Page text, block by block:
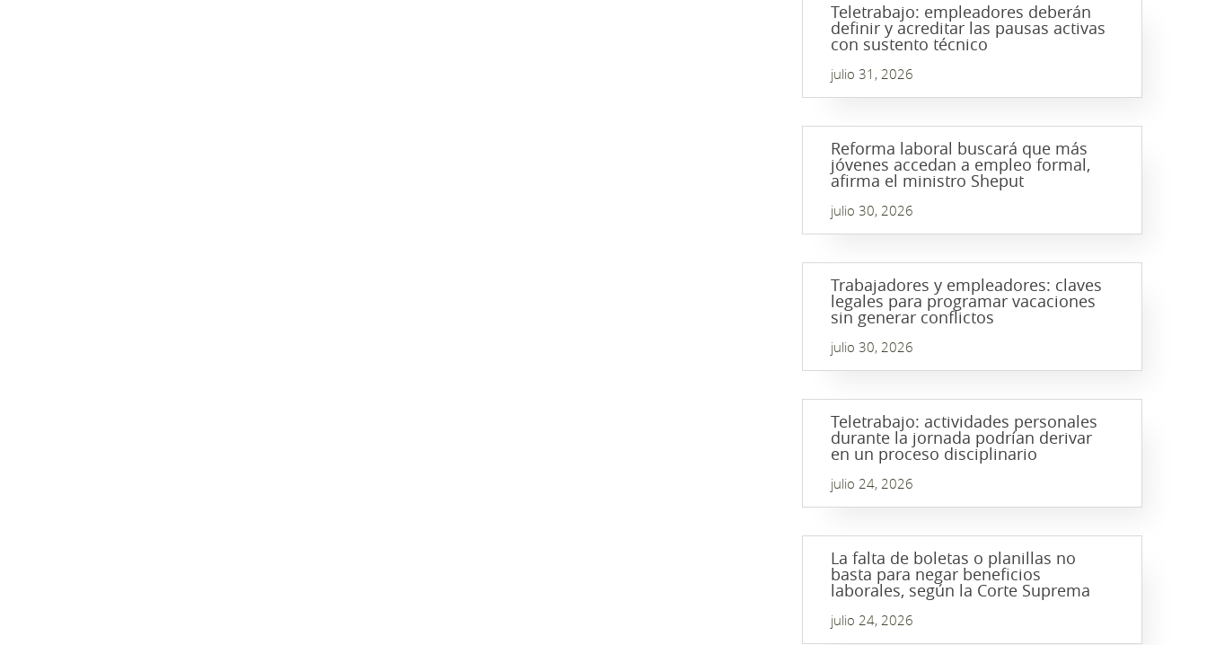
Teletrabajo: empleadores deberán
definir y acreditar las pausas activas
con sustento técnico
julio 31, 2026
Reforma laboral buscará que más
jóvenes accedan a empleo formal,
afirma el ministro Sheput
julio 30, 2026
Trabajadores y empleadores: claves
legales para programar vacaciones
sin generar conflictos
julio 30, 2026
Teletrabajo: actividades personales
durante la jornada podrían derivar
en un proceso disciplinario
julio 24, 2026
La falta de boletas o planillas no
basta para negar beneficios
laborales, según la Corte Suprema
julio 24, 2026